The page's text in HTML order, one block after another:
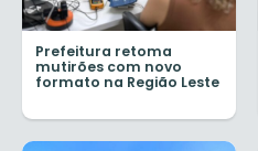
Prefeitura retoma
mutirões com novo
formato na Região Leste